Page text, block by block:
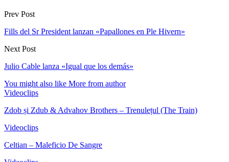
Prev Post
Fills del Sr President lanzan «Papallones en Ple Hivern»
Next Post
Julio Cable lanza «Igual que los demás»
You might also like More from author
Videoclips
Zdob și Zdub & Advahov Brothers – Trenulețul (The Train)
Videoclips
Celtian – Maleficio De Sangre